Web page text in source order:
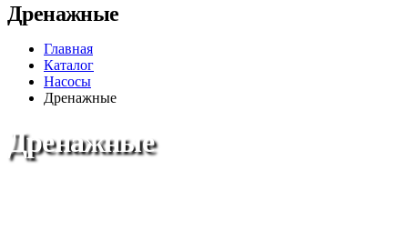
Дренажные
Главная
Каталог
Насосы
Дренажные
Дренажные